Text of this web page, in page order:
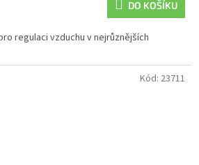
DO KOŠÍKU
regulaci vzduchu v nejrůznějších
Kód: 23711